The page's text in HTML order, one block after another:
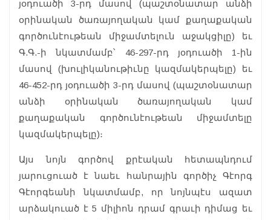
յօդուածի 3-րդ մասով (պաշտօնատար անձի
օրինական ծառայողական կամ քաղաքական
գործունէութեան միջամտելուն աջակցիլը) եւ
Գ.Գ.-ի նկատմամբ՝ 46-297-րդ յօդուածի 1-ին
մասով (խուլիկանութիւնը կազմակերպելը) եւ
46-452-րդ յօդուածի 3-րդ մասով (պաշտօնատար
անձի օրինական ծառայողական կամ
քաղաքական գործունէութեան միջամտելը
կազմակերպելը)։
Այս նոյն գործով քրէական հետապնդում
յարուցուած է նաեւ հանրային գործիչ Գէորգ
Գէորգեանի նկատմամբ, որ նոյնպէս ազատ
արձակուած է 5 միլիոն դրամ գրաւի դիմաց եւ